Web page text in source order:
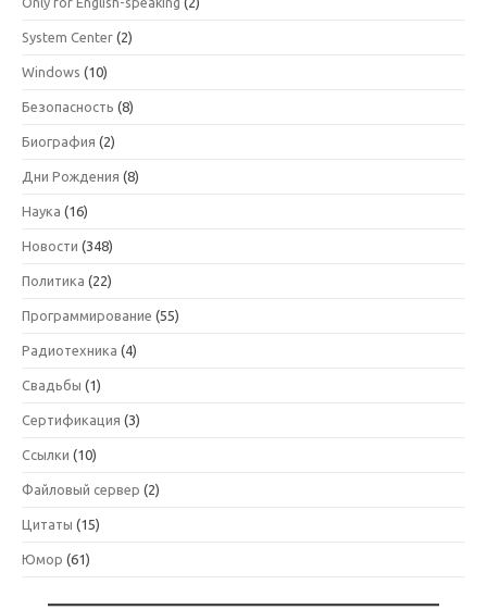
System Center (2)
Windows (10)
Безопасность (8)
Биография (2)
Дни Рождения (8)
Наука (16)
Новости (348)
Политика (22)
Программирование (55)
Радиотехника (4)
Свадьбы (1)
Сертификация (3)
Ссылки (10)
Файловый сервер (2)
Цитаты (15)
Юмор (61)